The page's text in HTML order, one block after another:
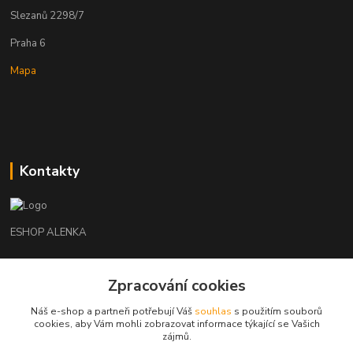
Slezanů 2298/7
Praha 6
Mapa
Kontakty
ESHOP ALENKA
+420602541312
orechovka@inmes.cz
Zpracování cookies
Náš e-shop a partneři potřebují Váš souhlas s použitím souborů
cookies, aby Vám mohli zobrazovat informace týkající se Vašich
zájmů.